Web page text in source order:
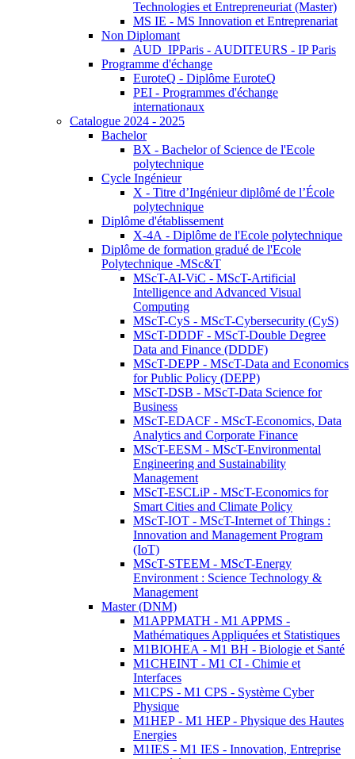
Technologies et Entrepreneuriat (Master)
MS IE - MS Innovation et Entreprenariat
Non Diplomant
AUD_IPParis - AUDITEURS - IP Paris
Programme d'échange
EuroteQ - Diplôme EuroteQ
PEI - Programmes d'échange
internationaux
Catalogue 2024 - 2025
Bachelor
BX - Bachelor of Science de l'Ecole
polytechnique
Cycle Ingénieur
X - Titre d’Ingénieur diplômé de l’École
polytechnique
Diplôme d'établissement
X-4A - Diplôme de l'Ecole polytechnique
Diplôme de formation gradué de l'Ecole
Polytechnique -MSc&T
MScT-AI-ViC - MScT-Artificial
Intelligence and Advanced Visual
Computing
MScT-CyS - MScT-Cybersecurity (CyS)
MScT-DDDF - MScT-Double Degree
Data and Finance (DDDF)
MScT-DEPP - MScT-Data and Economics
for Public Policy (DEPP)
MScT-DSB - MScT-Data Science for
Business
MScT-EDACF - MScT-Economics, Data
Analytics and Corporate Finance
MScT-EESM - MScT-Environmental
Engineering and Sustainability
Management
MScT-ESCLiP - MScT-Economics for
Smart Cities and Climate Policy
MScT-IOT - MScT-Internet of Things :
Innovation and Management Program
(IoT)
MScT-STEEM - MScT-Energy
Environment : Science Technology &
Management
Master (DNM)
M1APPMATH - M1 APPMS -
Mathématiques Appliquées et Statistiques
M1BIOHEA - M1 BH - Biologie et Santé
M1CHEINT - M1 CI - Chimie et
Interfaces
M1CPS - M1 CPS - Système Cyber
Physique
M1HEP - M1 HEP - Physique des Hautes
Energies
M1IES - M1 IES - Innovation, Entreprise